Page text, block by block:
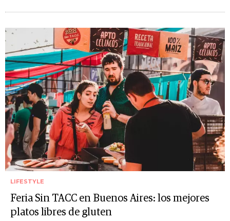
LIFESTYLE
Feria Sin TACC en Buenos Aires: los mejores
platos libres de gluten